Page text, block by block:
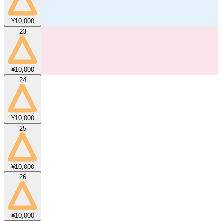
¥10,000
23
¥10,000
24
¥10,000
25
¥10,000
26
¥10,000